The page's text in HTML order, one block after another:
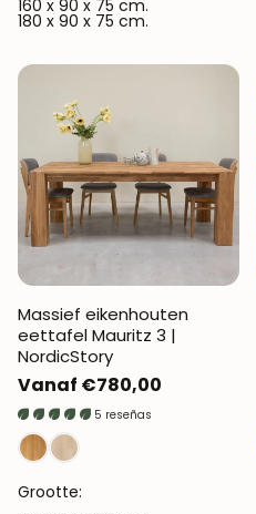
160 x 90 x 75 cm.
180 x 90 x 75 cm.
Massief eikenhouten
eettafel Mauritz 3 |
NordicStory
Normale
prijs
Vanaf €780,00
5 reseñas
Grootte: